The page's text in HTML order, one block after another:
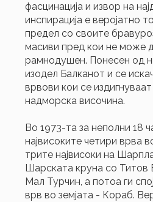
фасцинација и извор на
инспирација е веројатно
предел со своите
масиви пред кои не може
рамнодушен. Понесен од
изодел Балканот и се
врвови кои се
надморска височина.
Во 1973-та за неполни 18
највисоките четири врва
трите највисоки на
Шарската круна со Титов
Мал Турчин, а потоа ги
врв во земјата - Кораб.